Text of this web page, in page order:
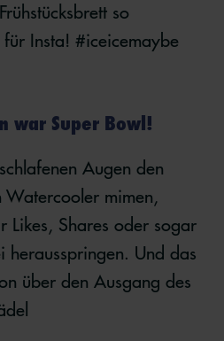
so
für Insta! #iceicemaybe
war Super Bowl!
Augen den
Watercooler mimen,
Likes, Shares oder sogar
herausspringen. Und das
über den Ausgang des